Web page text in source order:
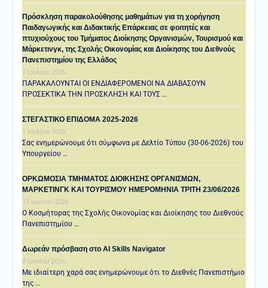
Πρόσκληση παρακολούθησης μαθημάτων για τη χορήγηση
Παιδαγωγικής και Διδακτικής Επάρκειας σε φοιτητές και
πτυχιούχους του Τμήματος Διοίκησης Οργανισμών, Τουρισμού και
Μάρκετινγκ, της Σχολής Οικονομίας και Διοίκησης του Διεθνούς
Πανεπιστημίου της Ελλάδος
7 Ιουλίου 2026
ΠΑΡΑΚΑΛΟΥΝΤΑΙ ΟΙ ΕΝΔΙΑΦΕΡΟΜΕΝΟΙ ΝΑ ΔΙΑΒΑΣΟΥΝ
ΠΡΟΣΕΚΤΙΚΑ ΤΗΝ ΠΡΟΣΚΛΗΣΗ ΚΑΙ ΤΟΥΣ …
ΣΤΕΓΑΣΤΙΚΟ ΕΠΙΔΟΜΑ 2025-2026
1 Ιουλίου 2026
Σας ενημερώνουμε ότι σύμφωνα με Δελτίο Τύπου (30-06-2026) του
Υπουργείου …
ΟΡΚΩΜΟΣΙΑ ΤΜΗΜΑΤΟΣ ΔΙΟΙΚΗΣΗΣ ΟΡΓΑΝΙΣΜΩΝ,
ΜΑΡΚΕΤΙΝΓΚ ΚΑΙ ΤΟΥΡΙΣΜΟΥ ΗΜΕΡΟΜΗΝΙΑ TΡΙΤΗ 23/06/2026
15 Ιουνίου 2026
Ο Κοσμήτορας της Σχολής Οικονομίας και Διοίκησης του Διεθνούς
Πανεπιστημίου …
Δωρεάν πρόσβαση στο AI Skills Navigator
8 Ιουνίου 2026
Με ιδιαίτερη χαρά σας ενημερώνουμε ότι το Διεθνές Πανεπιστήμιο
της …